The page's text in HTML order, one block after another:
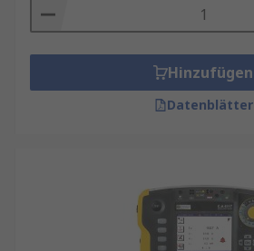
Hinzufügen
Datenblätter